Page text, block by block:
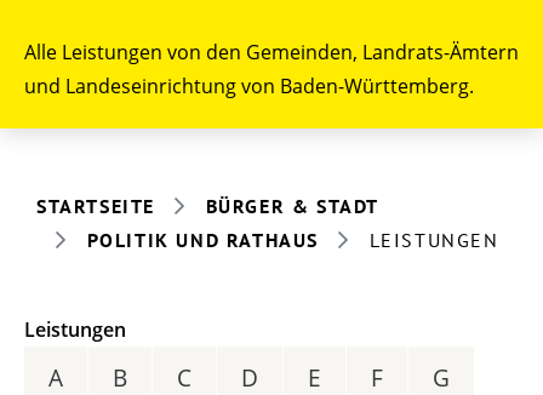
Alle Leistungen von den Gemeinden, Landrats-Ämtern
und Landeseinrichtung von Baden-Württemberg.
STARTSEITE
BÜRGER & STADT
POLITIK UND RATHAUS
LEISTUNGEN
Leistungen
A B C D E F G